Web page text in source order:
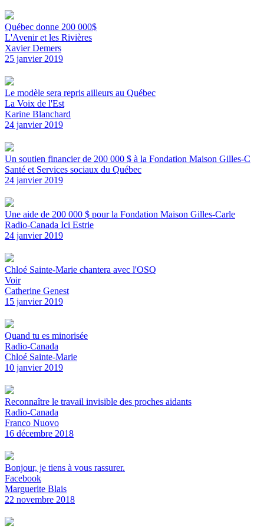
Québec donne 200 000$
L'Avenir et les Rivières
Xavier Demers
25 janvier 2019
Le modèle sera repris ailleurs au Québec
La Voix de l'Est
Karine Blanchard
24 janvier 2019
Un soutien financier de 200 000 $ à la Fondation Maison Gilles-C
Santé et Services sociaux du Québec
24 janvier 2019
Une aide de 200 000 $ pour la Fondation Maison Gilles-Carle
Radio-Canada Ici Estrie
24 janvier 2019
Chloé Sainte-Marie chantera avec l'OSQ
Voir
Catherine Genest
15 janvier 2019
Quand tu es minorisée
Radio-Canada
Chloé Sainte-Marie
10 janvier 2019
Reconnaître le travail invisible des proches aidants
Radio-Canada
Franco Nuovo
16 décembre 2018
Bonjour, je tiens à vous rassurer.
Facebook
Marguerite Blais
22 novembre 2018